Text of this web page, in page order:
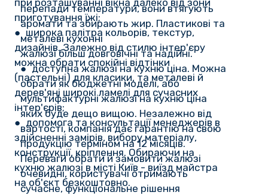
приготування їжі;
● широка палітра кольорів, текстур,
дизайнів. Залежно від стилю інтер'єру
можна обрати спокійні відтінки
(пастельні) для класики, та металеві й
дерев'яні широкі ламелі для сучасних
інтер'єрів;
● допомога та консультації менеджерів в
здійсненні замірів, вибору матеріалу,
конструкції, кріплення. Обираючи на
кухню жалюзі в місті Київ - виїзд майстра
на об'єкт безкоштовно.
перепади температури, вони втягують
аромати та збирають жир. Пластикові та
металеві кухонні
жалюзі більш довговічні та надійні.
● доступна жалюзі на кухню ціна. Можна
обрати як бюджетні моделі, або
мультифактурні жалюзі на кухню ціна
яких буде дещо вищою. Незалежно від
вартості, компанія дає гарантію на свою
продукцію терміном на 12 місяців.
Переваги обрати й замовити жалюзі
очевидні, користувачі отримають
сучасне, функціональне рішення